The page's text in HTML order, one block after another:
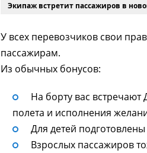
Экипаж встретит пассажиров в
У всех перевозчиков свои
пассажирам.
Из обычных бонусов:
На борту вас
полета и исполнения
Для детей
Взрослых пассажиров